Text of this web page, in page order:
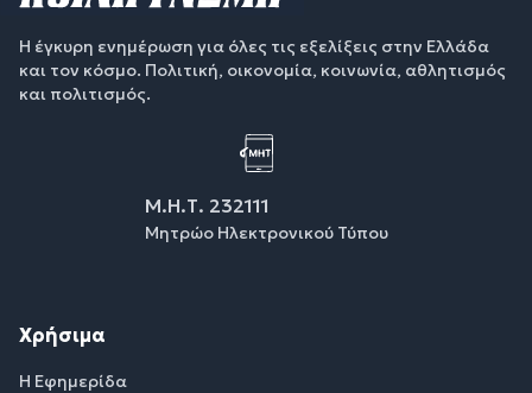
Η έγκυρη ενημέρωση για όλες τις εξελίξεις στην Ελλάδα
και τον κόσμο. Πολιτική, οικονομία, κοινωνία, αθλητισμός
και πολιτισμός.
Μ.Η.Τ. 232111
Μητρώο Ηλεκτρονικού Τύπου
Χρήσιμα
Η Εφημερίδα